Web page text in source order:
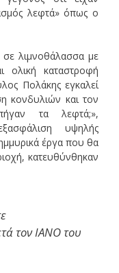
λεφτά» όπως ο
σε λιμνοθάλασσα με
ολική καταστροφή
Πολάκης εγκαλεί
κονδυλιών και τον
τα λεφτά;»,
υψηλής
έργα που θα
κατευθύνθηκαν
τον ΙΑΝΟ του